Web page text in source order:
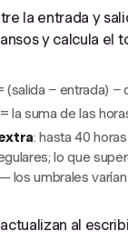
la entrada y
y calcula el
(salida − entrada) −
la suma de las
: hasta 40
lo que
los umbrales
al